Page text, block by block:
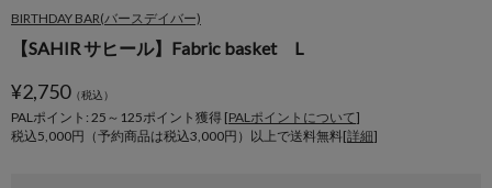
BIRTHDAY BAR(バースデイバー)
【SAHIR サヒール】Fabric basket L
¥2,750（税込）
PALポイント: 25 ～ 125ポイント獲得 [PALポイントについて]
税込5,000円（予約商品は税込3,000円）以上で送料無料[詳細]